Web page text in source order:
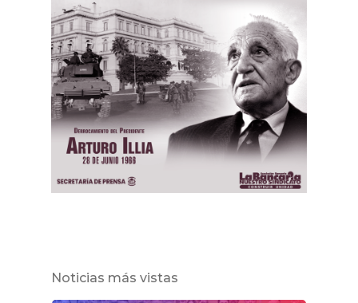
Noticias más vistas